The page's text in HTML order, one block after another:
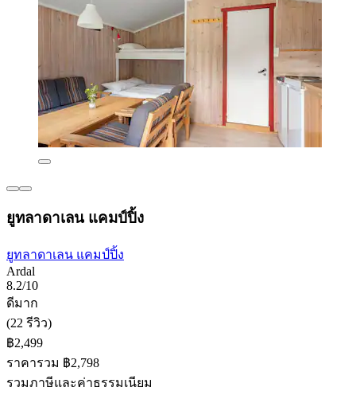
ยูทลาดาเลน แคมป์ปิ้ง
ยูทลาดาเลน แคมป์ปิ้ง
Ardal
8.2/10
ดีมาก
(22 รีวิว)
฿2,499
ราคารวม ฿2,798
รวมภาษีและค่าธรรมเนียม